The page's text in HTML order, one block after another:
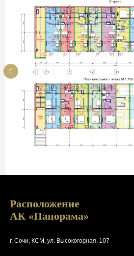
Расположение
АК «Панорама»
г. Сочи, КСМ, ул. Высокогорная, 107